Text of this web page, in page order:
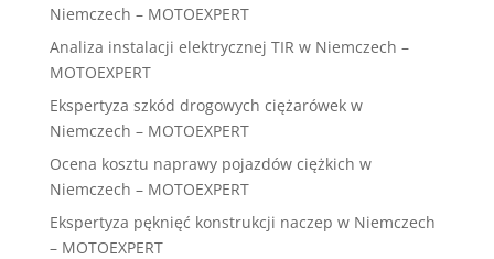
Niemczech – MOTOEXPERT
Analiza instalacji elektrycznej TIR w Niemczech –
MOTOEXPERT
Ekspertyza szkód drogowych ciężarówek w
Niemczech – MOTOEXPERT
Ocena kosztu naprawy pojazdów ciężkich w
Niemczech – MOTOEXPERT
Ekspertyza pęknięć konstrukcji naczep w Niemczech
– MOTOEXPERT